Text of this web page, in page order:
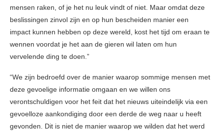
mensen raken, of je het nu leuk vindt of niet. Maar omdat deze
beslissingen zinvol zijn en op hun bescheiden manier een
impact kunnen hebben op deze wereld, kost het tijd om eraan te
wennen voordat je het aan de gieren wil laten om hun
vervelende ding te doen.”
“We zijn bedroefd over de manier waarop sommige mensen met
deze gevoelige informatie omgaan en we willen ons
verontschuldigen voor het feit dat het nieuws uiteindelijk via een
gevoelloze aankondiging door een derde de weg naar u heeft
gevonden. Dit is niet de manier waarop we wilden dat het werd